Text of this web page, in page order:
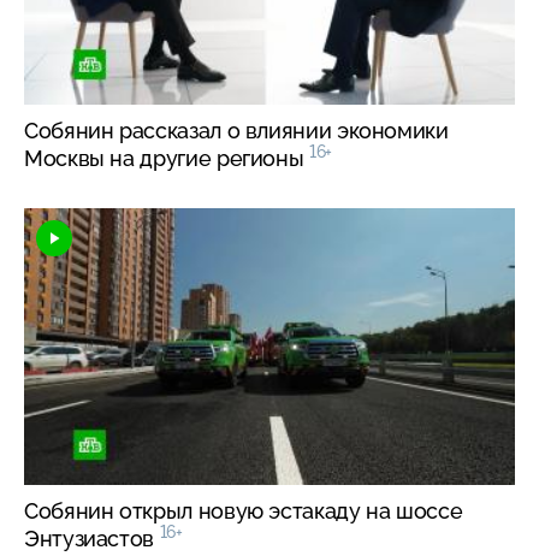
Собянин рассказал о влиянии экономики
Москвы на другие регионы 16+
Собянин открыл новую эстакаду на шоссе
Энтузиастов 16+